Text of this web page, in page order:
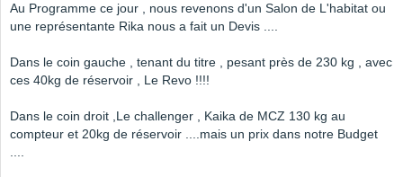
Au Programme ce jour , nous revenons d'un Salon de L'habitat ou
une représentante Rika nous a fait un Devis ....
Dans le coin gauche , tenant du titre , pesant près de 230 kg , avec
ces 40kg de réservoir , Le Revo !!!!
Dans le coin droit ,Le challenger , Kaika de MCZ 130 kg au
compteur et 20kg de réservoir ....mais un prix dans notre Budget
....